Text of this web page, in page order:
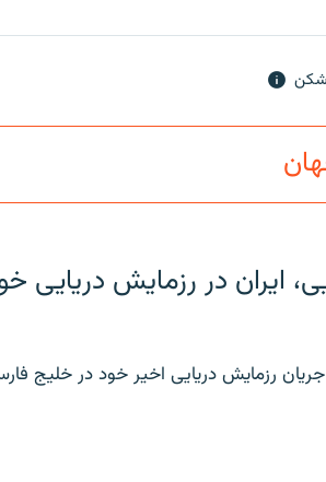
ایران در رزمایش
جریان رزمایش دریایی اخیر خود در خلیج